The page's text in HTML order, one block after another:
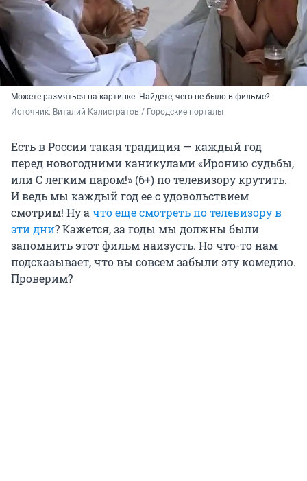
Можете размяться на картинке. Найдете, чего не было в фильме?
Источник: Виталий Калистратов / Городские порталы
Есть в России такая традиция — каждый год
перед новогодними каникулами «Иронию судьбы,
или С легким паром!» (6+) по телевизору крутить.
И ведь мы каждый год ее с удовольствием
смотрим! Ну ачто еще смотреть по телевизору в
эти дни? Кажется, за годы мы должны были
запомнить этот фильм наизусть. Но что-то нам
подсказывает, что вы совсем забыли эту комедию.
Проверим?